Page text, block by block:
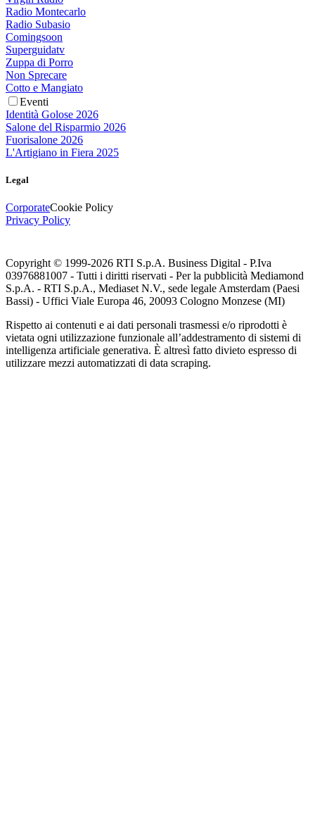
Radio Montecarlo
Radio Subasio
Comingsoon
Superguidatv
Zuppa di Porro
Non Sprecare
Cotto e Mangiato
Eventi
Identità Golose 2026
Salone del Risparmio 2026
Fuorisalone 2026
L'Artigiano in Fiera 2025
Legal
CorporateCookie Policy
Privacy Policy
Copyright © 1999-2026 RTI S.p.A. Business Digital - P.Iva
03976881007 - Tutti i diritti riservati - Per la pubblicità Mediamond
S.p.A. - RTI S.p.A., Mediaset N.V., sede legale Amsterdam (Paesi
Bassi) - Uffici Viale Europa 46, 20093 Cologno Monzese (MI)
Rispetto ai contenuti e ai dati personali trasmessi e/o riprodotti è
vietata ogni utilizzazione funzionale all’addestramento di sistemi di
intelligenza artificiale generativa. È altresì fatto divieto espresso di
utilizzare mezzi automatizzati di data scraping.